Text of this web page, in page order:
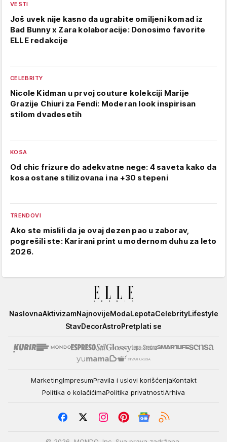
VESTI
Još uvek nije kasno da ugrabite omiljeni komad iz
Bad Bunny x Zara kolaboracije: Donosimo favorite
ELLE redakcije
CELEBRITY
Nicole Kidman u prvoj couture kolekciji Marije
Grazije Chiuri za Fendi: Moderan look inspirisan
stilom dvadesetih
KOSA
Od chic frizure do adekvatne nege: 4 saveta kako da
kosa ostane stilizovana i na +30 stepeni
TRENDOVI
Ako ste mislili da je ovaj dezen pao u zaborav,
pogrešili ste: Karirani print u modernom duhu za leto
2026.
Elle
NaslovnaAktivizamNajnovijeModaLepotaCelebrityLifestyle
StavDecorAstroPretplati se
MarketingImpresumPravila i uslovi korišćenjaKontakt
Politika o kolačićimaPolitika privatnostiArhiva